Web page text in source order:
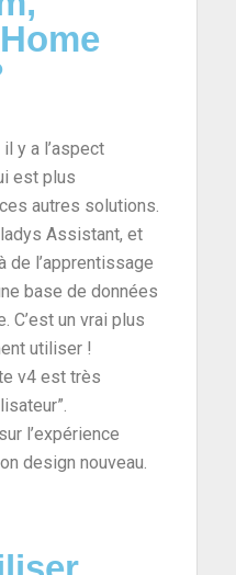
y a l’aspect
est plus
autres solutions.
Assistant, et
de l’apprentissage
base de données
C’est un vrai plus
utiliser !
v4 est très
l’expérience
design nouveau.